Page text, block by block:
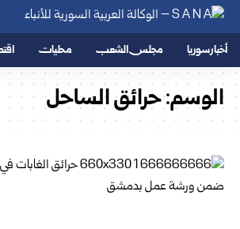
أخبار سوريا مجلس الشعب محليات
الوسم:حرائق الساحل